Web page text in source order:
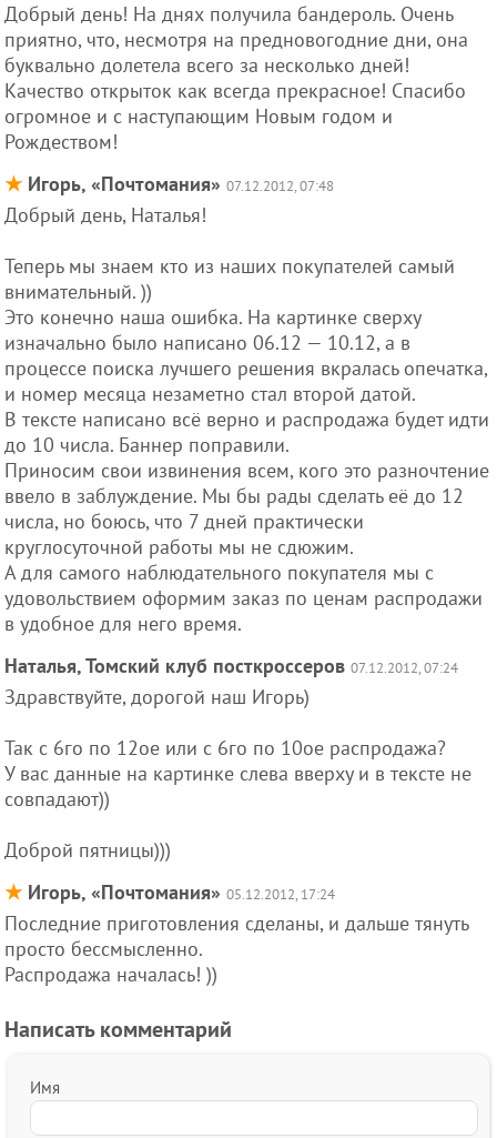
Добрый день! На днях получила бандероль. Очень
приятно, что, несмотря на предновогодние дни, она
буквально долетела всего за несколько дней!
Качество открыток как всегда прекрасное! Спасибо
огромное и с наступающим Новым годом и
Рождеством!
★ Игорь, «Почтомания» 07.12.2012, 07:48
Добрый день, Наталья!
Теперь мы знаем кто из наших покупателей самый
внимательный. ))
Это конечно наша ошибка. На картинке сверху
изначально было написано 06.12 — 10.12, а в
процессе поиска лучшего решения вкралась опечатка,
и номер месяца незаметно стал второй датой.
В тексте написано всё верно и распродажа будет идти
до 10 числа. Баннер поправили.
Приносим свои извинения всем, кого это разночтение
ввело в заблуждение. Мы бы рады сделать её до 12
числа, но боюсь, что 7 дней практически
круглосуточной работы мы не сдюжим.
А для самого наблюдательного покупателя мы с
удовольствием оформим заказ по ценам распродажи
в удобное для него время.
Наталья, Томский клуб посткроссеров 07.12.2012, 07:24
Здравствуйте, дорогой наш Игорь)
Так с 6го по 12ое или с 6го по 10ое распродажа?
У вас данные на картинке слева вверху и в тексте не
совпадают))
Доброй пятницы)))
★ Игорь, «Почтомания» 05.12.2012, 17:24
Последние приготовления сделаны, и дальше тянуть
просто бессмысленно.
Распродажа началась! ))
Написать комментарий
Имя